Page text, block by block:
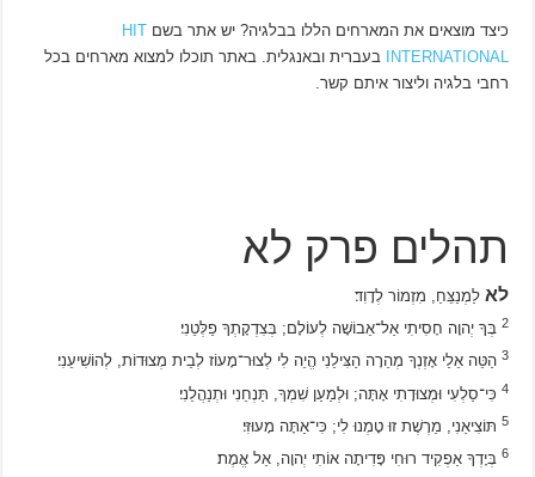
כיצד מוצאים את המארחים הללו בבלגיה? יש אתר בשםHIT
INTERNATIONAL
בעברית ובאנגלית. באתר תוכלו למצוא מארחים בכל
רחבי בלגיה וליצור איתם קשר.
תהלים פרק לא
לא לַמְנַצֵּחַ, מִזְמוֹר לְדָוִד׃
2 בְּךָ יְהוָה חָסִיתִי אַל־אֵבוֹשָׁה לְעוֹלָם; בְּצִדְקָתְךָ פַלְּטֵנִי׃
3 הַטֵּה אֵלַי אָזְנְךָ מְהֵרָה הַצִּילֵנִי הֱיֵה לִי לְצוּר־מָעוֹז לְבֵית מְצוּדוֹת, לְהוֹשִׁיעֵנִי׃
4 כִּי־סַלְעִי וּמְצוּדָתִי אָתָּה; וּלְמַעַן שִׁמְךָ, תַּנְחֵנִי וּתְנַהֲלֵנִי׃
5 תּוֹצִיאֵנִי, מֵרֶשֶׁת זוּ טָמְנוּ לִי; כִּי־אַתָּה מָעוּזִּי׃
6 בְּיָדְךָ אַפְקִיד רוּחִי פָּדִיתָה אוֹתִי יְהוָה, אֵל אֱמֶת׃